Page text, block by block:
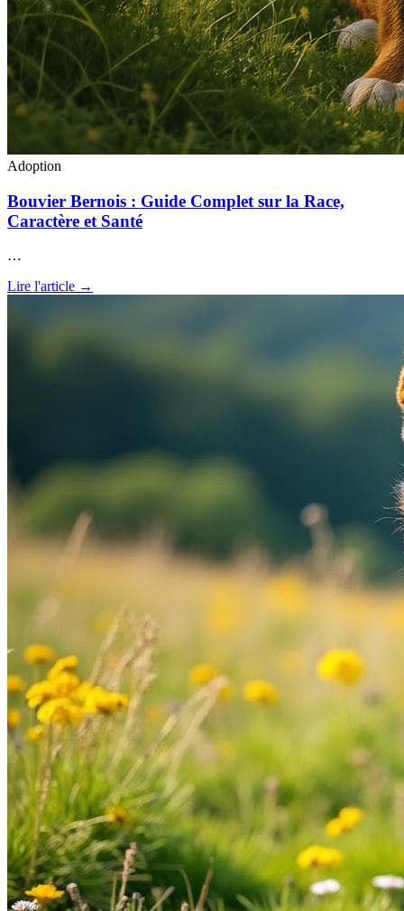
Adoption
Bouvier Bernois : Guide Complet sur la Race,
Caractère et Santé
…
Lire l'article →